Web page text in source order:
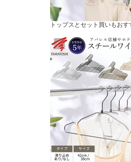
トップスとセット買いもおす